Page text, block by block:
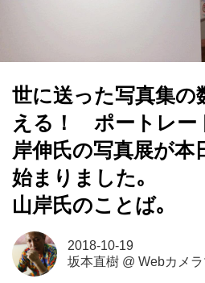
世に送った写真集の
える！ ポートレー
岸伸氏の写真展が本
始まりました｡
山岸氏のことば｡
2018-10-19
坂本直樹@ Webカメ